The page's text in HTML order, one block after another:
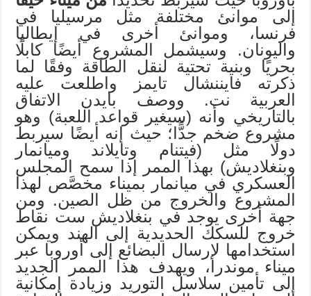
إلى موانئ مختلفة مثل مرسيليا في
فرنسا، وموانئ أخرى في إيطاليا
واليونان. وسيشمل المشروع أيضًا كابلًا
بحريًا وبنية تحتية لنقل الطاقة وفقًا لما
ذكرته فايننشال تايمز واطلعت عليه
العربية نت. ووصف بايدن الاتفاق
بالتاريخي وأنه (سيغير قواعد اللعبة) وهو
مشروع ضخم جدًّا؛ حيث إنه أيضًا سيربط
دولًا مثل (فيتنام وتايلاند وميانمار
وبنغلاديش) بهذا الممر إذا سمح المجلس
العسكري في ميانمار بميناء مخصَّص لهذا
المشروع والخروج من ظل الصين. ومن
جهة أخرى يوجد في بنغلاديش ست نقاط
خروج للسكك الحديدية إلى الهند ويمكن
استخدامها لإرسال البضائع إلى أوروبا عبر
ميناء موندرا، ويهدف هذا الممر الجديد
إلى تأمين سلاسل التوريد وزيادة إمكانية